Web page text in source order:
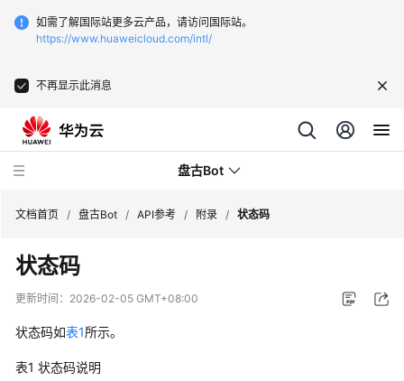
如需了解国际站更多云产品，请访问国际站。
https://www.huaweicloud.com/intl/
不再显示此消息
盘古Bot
最
新
态
产
文档首页 / 盘古Bot / API参考 / 附录 / 状态码
状态码
更新时间： 2026-02-05 GMT+08:00
状态码如表1所示。
表1 状态码说明